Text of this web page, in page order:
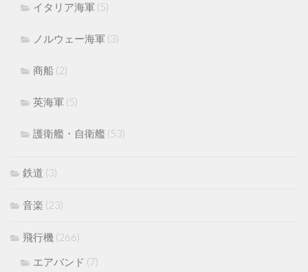
イタリア海軍 (5)
ノルウェー海軍 (3)
商船 (2)
英海軍 (5)
護衛艦・自衛艦 (53)
鉄道 (3)
音楽 (23)
飛行機 (266)
エアバンド (7)